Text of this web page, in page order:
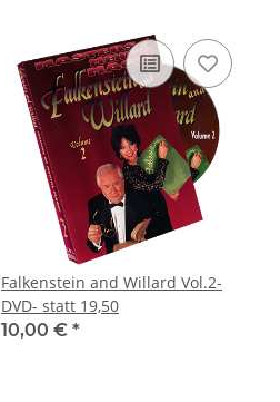
Falkenstein and Willard Vol.2-
DVD- statt 19,50
10,00 € *